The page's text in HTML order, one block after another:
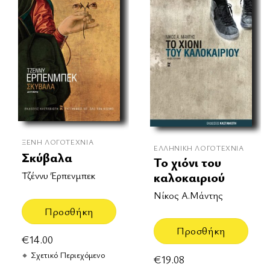
ΞΈΝΗ ΛΟΓΟΤΕΧΝΊΑ
Σκύβαλα
Τζέννυ Έρπενμπεκ
Προσθήκη
€14.00
Σχετικό Περιεχόμενο
ΕΛΛΗΝΙΚΉ ΛΟΓΟΤΕΧΝΊΑ
Το χιόνι του
καλοκαιριού
Νίκος Α.Μάντης
Προσθήκη
€19.08